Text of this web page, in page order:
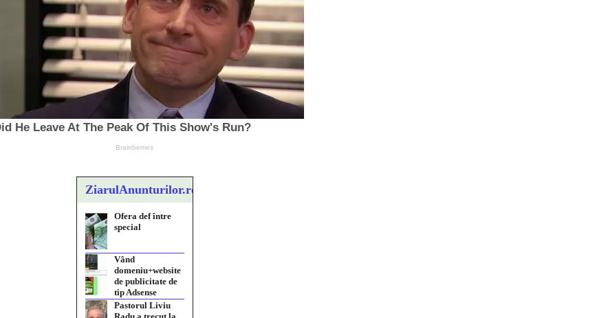
ZiarulAnunturilor.ro
Ofera def între
special
Vând
domeniu+website
de publicitate de
tip Adsense
Pastorul Liviu